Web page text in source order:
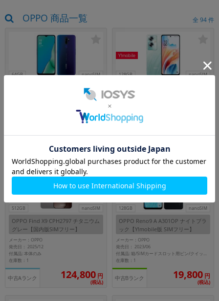
OPPO 商品一覧 全94件
64GB nanoSIM
OPPO A5 2020 CPH1943 Blue【楽
(税込)
128GB nanoSIM
Y!mobile
ーン【Y!mobile版SIMフリー】
発売日： 2024/02
付属品: 本体のみ
中古Aランク
512GB nanoSIM
OPPO Find X9 CPH2797 チタニウム
グレー【国内版SIMフリー】
メーカー：OPPO
発売日： 2025/12
付属品: 本体のみ
在庫数：1
中古Aランク 124,800 円
(税込)
128GB nanoSIM
Y!mobile
OPPO Reno9 A A301OP ナイトブラ
ック【Y!mobile版 SIMフリー】
メーカー：OPPO
発売日： 2023/06
付属品: 箱/SIMカードスロット用ピン/クイックスタート
在庫数：1
中古Bランク 19,800 円
(税込)